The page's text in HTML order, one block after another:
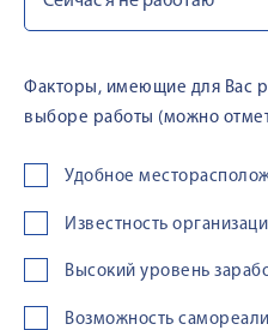
Факторы, имеющие для Вас
выборе работы (можно
Удобное
Известность
Высокий уровень
Возможность